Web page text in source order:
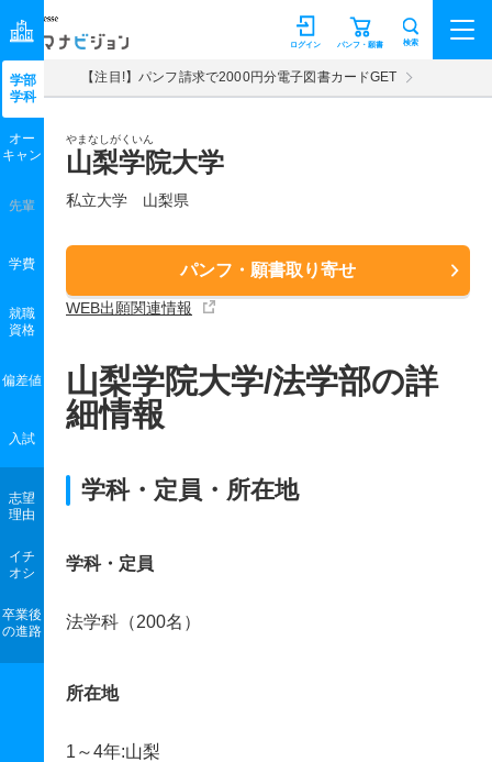
マナビジョン パンフ・願書
ログイン 検索
【注目!】パンフ請求で2000円分電子図書カードGET
やまなしがくいん
山梨学院大学
私立大学 山梨県
パンフ・願書取り寄せ
WEB出願関連情報
学部
学科
オー
キャン
先輩
学費
就職
資格
偏差値
入試
志望
理由
イチ
オシ
卒業後
の進路
山梨学院大学/法学部の詳
細情報
学科・定員・所在地
学科・定員
法学科（200名）
所在地
1～4年:山梨